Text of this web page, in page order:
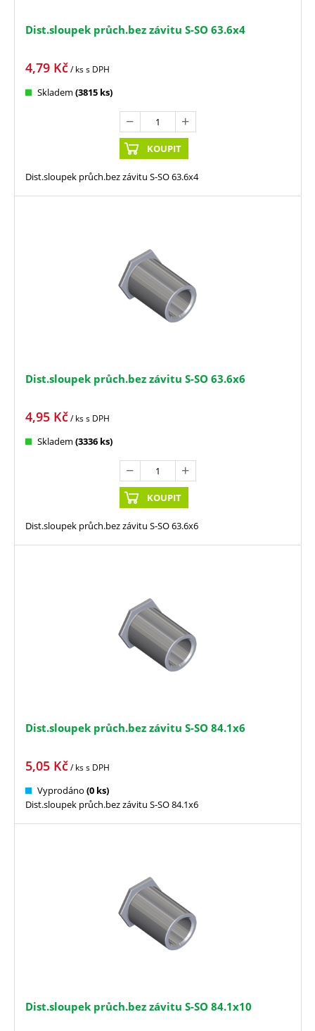
Dist.sloupek průch.bez závitu S-SO 63.6x4
4,79 Kč/ kss DPH
Skladem (3815 ks)
KOUPIT
Dist.sloupek průch.bez závitu S-SO 63.6x4
Dist.sloupek průch.bez závitu S-SO 63.6x6
4,95 Kč/ kss DPH
Skladem (3336 ks)
KOUPIT
Dist.sloupek průch.bez závitu S-SO 63.6x6
Dist.sloupek průch.bez závitu S-SO 84.1x6
5,05 Kč/ kss DPH
Vyprodáno (0 ks)
Dist.sloupek průch.bez závitu S-SO 84.1x6
Dist.sloupek průch.bez závitu S-SO 84.1x10